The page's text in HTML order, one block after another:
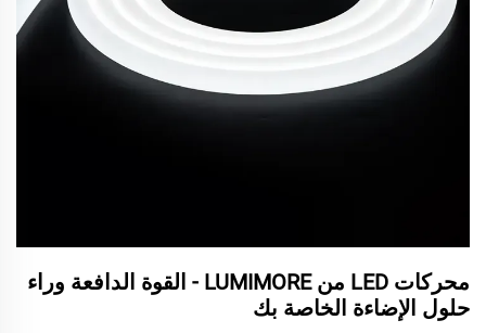
محركات LED من LUMIMORE - القوة الدافعة وراء
حلول الإضاءة الخاصة بك